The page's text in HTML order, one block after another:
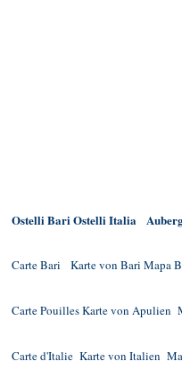
Ostelli BariOstelli Italia
Carte Bari Karte von Bari Mapa
Carte PouillesKarte von Apulien
Carte d'Italie Karte von Italien